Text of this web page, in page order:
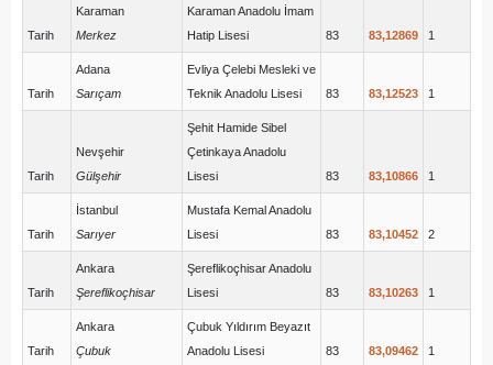
Tarih
Karaman
Merkez
Karaman Anadolu İmam
Hatip Lisesi
83 83,12869 1
Tarih
Adana
Sarıçam
Evliya Çelebi Mesleki ve
Teknik Anadolu Lisesi
83 83,12523 1
Tarih
Nevşehir
Gülşehir
Şehit Hamide Sibel
Çetinkaya Anadolu
Lisesi
83 83,10866 1
Tarih
İstanbul
Sarıyer
Mustafa Kemal Anadolu
Lisesi
83 83,10452 2
Tarih
Ankara
Şereflikoçhisar
Şereflikoçhisar Anadolu
Lisesi
83 83,10263 1
Tarih
Ankara
Çubuk
Çubuk Yıldırım Beyazıt
Anadolu Lisesi
83 83,09462 1